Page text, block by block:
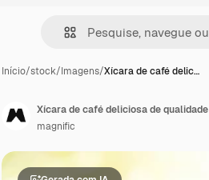
Início/stock/Imagens/Xícara de café delic…
Xícara de café deliciosa de qualidade
magnific